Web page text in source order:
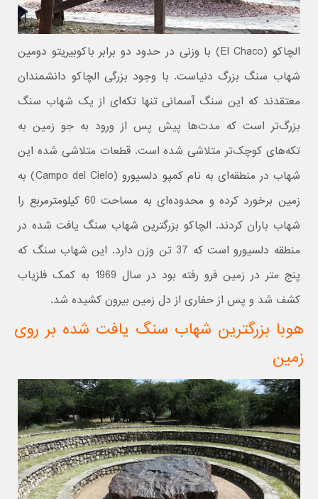
الچاکو (El Chaco) با وزنی در حدود دو برابر باکوبیریتو دومین
شهاب سنگ بزرگ دنیاست. با وجود بزرگی الچاکو دانشمندان
معتقدند که این سنگ آسمانی تنها تکه‌ای از یک شهاب سنگ
بزرگ‌تر است که مدت‌ها پیش پس از ورود به جو زمین به
تکه‌های کوچک‌تر متلاشی شده است.قطعات متلاشى شده این
شهاب در منطقه‌ای به نام کمپو دلسیورو (Campo del Cielo) به
زمین برخورد کرده و محدوده‌ای به مساحت 60 کیلومترمربع را
شهاب باران کردند. الچاکو بزرگترین شهاب سنگ یافت شده در
منطقه دلسیورو است که 37 تن وزن دارد. این شهاب سنگ که
پنج متر در زمین فرو رفته بود در سال 1969 به کمک فلزیاب
کشف شد و پس از حفاری از دل زمین بیرون کشیده شد.
هوبا بزرگترین شهاب سنگ یافت شده بر روی
زمین